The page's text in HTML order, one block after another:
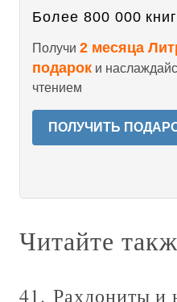
Более 800 000
Получи 2 месяца
подарок и
чтением
ПОЛУЧИТЬ
Читайте
41. Рахдониты и